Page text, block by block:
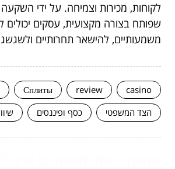
לקוחות, מכירות וצמיחה. על ידי
שפותח בצורה מקצועית, עסקים יכולים
משמעותיים, להישאר תחרותיים ולשגשג
casino
review
Сплиты
הצד המשפטי
כסף ופיננסים